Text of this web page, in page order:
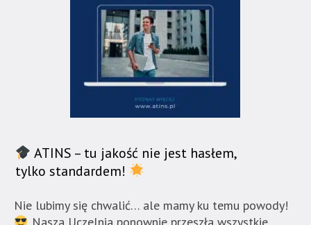
ATINS – tu jakość nie jest hasłem,
tylko standardem!
Nie lubimy się chwalić… ale mamy ku temu powody!
Nasza Uczelnia ponownie przeszła wszystkie